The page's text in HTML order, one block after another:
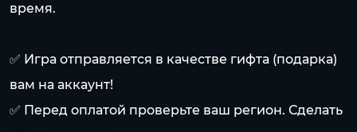
время.
✅ Игра отправляется в качестве гифта (подарка)
вам на аккаунт!
✅ Перед оплатой проверьте ваш регион. Сделать